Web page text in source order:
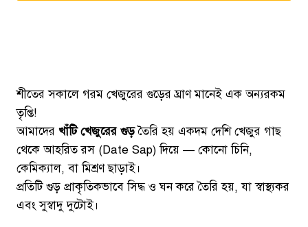
Pure
শীতের সকালে গরম খেজুরের গুড়ের ঘ্রাণ মানেই এক অন্যরকম
তৃপ্তি!
আমাদের খাঁটি খেজুরের গুড়তৈরি হয় একদম দেশি খেজুর গাছ
থেকে আহরিত রস (Date Sap) দিয়ে — কোনো চিনি,
কেমিক্যাল, বা মিশ্রণ ছাড়াই।
প্রতিটি গুড় প্রাকৃতিকভাবে সিদ্ধ ও ঘন করে তৈরি হয়, যা স্বাস্থ্যকর
এবং সুস্বাদু দুটোই।